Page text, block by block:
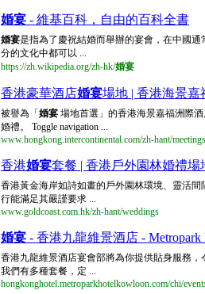
婚宴 - 維基百科，自由的百科全書
婚宴是指為了慶祝結婚而舉辦的宴會，在中國
分的文化中都可以 ...
https://zh.wikipedia.org/zh-hk/婚宴
香港豪華酒店婚宴場地 | 香港海景嘉
被譽為「 婚宴 場地首選」的香港海景嘉福洲際
婚禮。 Toggle navigation ...
www.hongkong.intercontinental.com/zh-hant/
香港婚宴套餐 | 香港戶外園林婚禮場
香港黃金海岸如詩如畫的戶外園林環境、靈活間
行能滿足其嚴謹要求 ...
www.goldcoast.com.hk/zh-hant/weddings
婚宴 - 香港九龍維景酒店 -
香港九龍維景酒店宴會部將為你提供貼身服務
我們有多種套餐，定 ...
hongkonghotel.metroparkhotelkowloon.com/chi/